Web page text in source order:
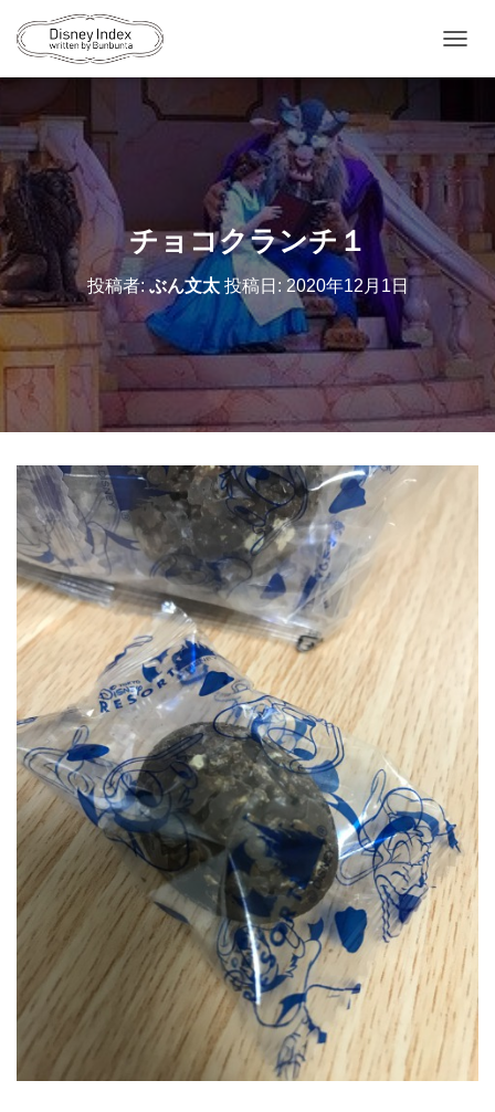
ビ
ー
シ
ン
を
り
替
え
チョコクランチ１
投稿者: ぶん文太投稿日: 2020年12月1日